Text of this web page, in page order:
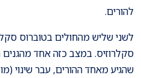
להורים.
לשני שליש מהחולים בטוברוס
סקלרוזיס. במצב כזה אחד
שהגיע מאחד ההורים, עבר שינוי